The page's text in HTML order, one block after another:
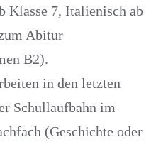
Klasse 7, Italienisch ab
Abitur
B2).
in den letzten
Schullaufbahn im
(Geschichte oder